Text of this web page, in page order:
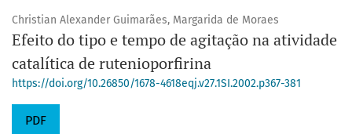
Christian Alexander Guimarães, Margarida de Moraes
Efeito do tipo e tempo de agitação na atividade
catalítica de rutenioporfirina
https://doi.org/10.26850/1678-4618eqj.v27.1SI.2002.p367-381
PDF